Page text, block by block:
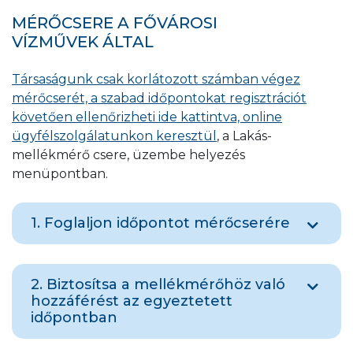
MÉRŐCSERE A FŐVÁROSI
VÍZMŰVEK ÁLTAL
Társaságunk csak korlátozott számban végez
mérőcserét, a szabad időpontokat regisztrációt
követően ellenőrizheti ide kattintva, online
ügyfélszolgálatunkon keresztül , a Lakás-
mellékmérő csere, üzembe helyezés
menüpontban.
1. Foglaljon időpontot mérőcserére
AFoglaljon időpontot mérőcserére és az azt
követő üzembe helyezésre online
ügyfélszolgálatunkon keresztül, erre a linkre
kattintva, a Lakás-mellékmérő csere, üzembe
helyezés menüpontban.
2. Biztosítsa a mellékmérőhöz való
hozzáférést az egyeztetett
időpontban